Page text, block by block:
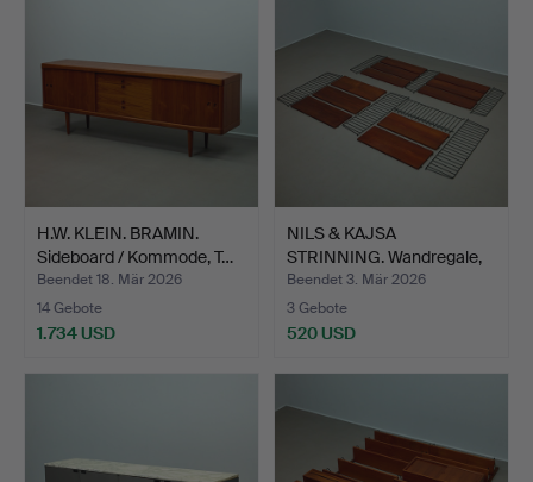
H.W. KLEIN. BRAMIN.
Sideboard / Kommode, T…
Beendet 18. Mär 2026
14 Gebote
1.734 USD
NILS & KAJSA
STRINNING. Wandregale,
„Strin…
Beendet 3. Mär 2026
3 Gebote
520 USD